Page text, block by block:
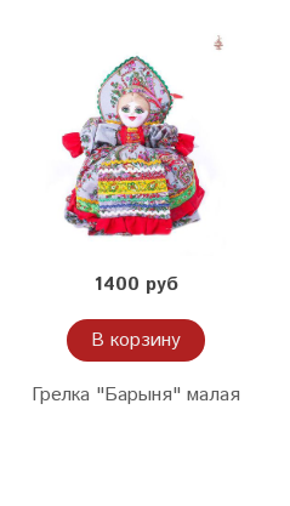
1400 руб
В корзину
Грелка "Барыня" малая